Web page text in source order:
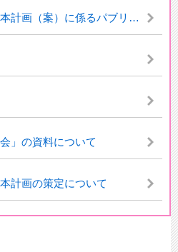
福山市中央斎場再整備基本計画（案）に係るパブリックコメントの実施結果について
」の資料について
計画の策定について